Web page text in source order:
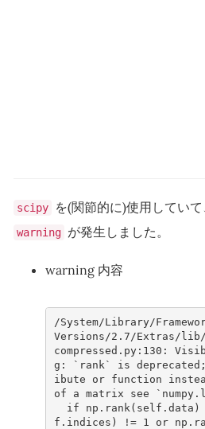
scipy を(関節的に)使用してい
warning が発生しました。
warning 内容
/System/Library/
Versions/2.7/Extras/
compressed.py:130:
g: `rank` is
ibute or function
of a matrix see
f.indices) != 1 or